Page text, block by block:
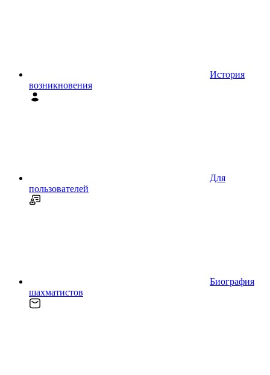
История
возникновения
Для
пользователей
Биография
шахматистов